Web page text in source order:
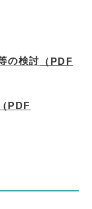
の検討 （PDF
（PDF